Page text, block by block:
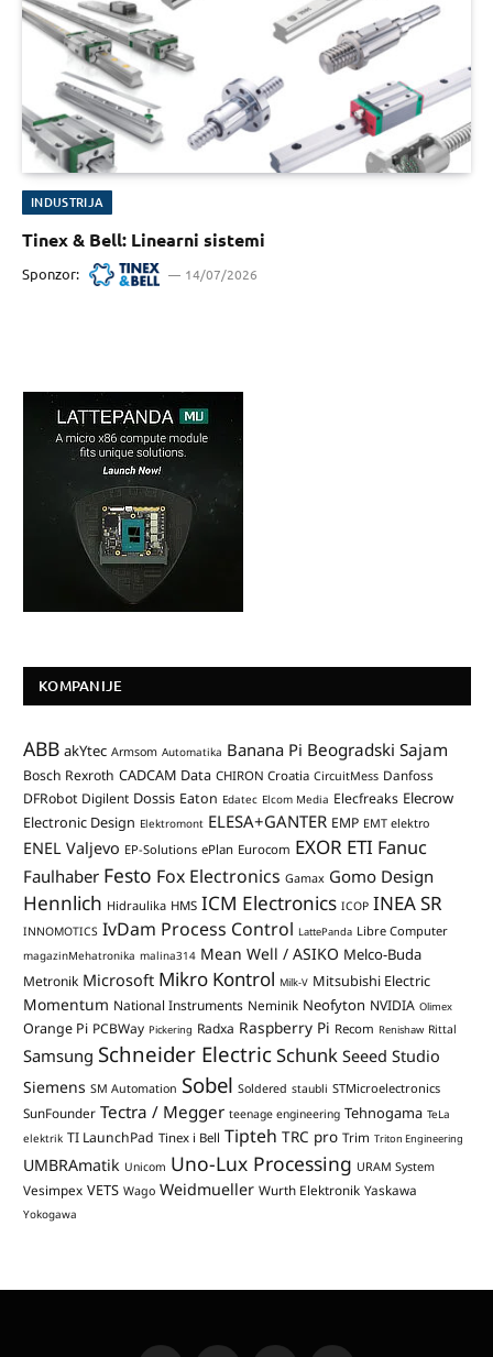
INDUSTRIJA
Tinex & Bell: Linearni sistemi
Sponzor: 14/07/2026
KOMPANIJE
ABB akYtec Armsom Automatika Banana Pi Beogradski Sajam
Bosch Rexroth CADCAM Data CHIRON Croatia CircuitMess Danfoss
DFRobot Digilent Dossis Eaton Edatec Elcom Media Elecfreaks Elecrow
Electronic Design Elektromont ELESA+GANTER EMP EMT elektro
ENEL Valjevo EP-Solutions ePlan Eurocom EXOR ETI Fanuc
Faulhaber Festo Fox Electronics Gamax Gomo Design
Hennlich Hidraulika HMS ICM Electronics ICOP INEA SR
INNOMOTICS IvDam Process Control LattePanda Libre Computer
magazinMehatronika malina314 Mean Well / ASIKO Melco-Buda
Metronik Microsoft Mikro Kontrol Milk-V Mitsubishi Electric
Momentum National Instruments Neminik Neofyton NVIDIA Olimex
Orange Pi PCBWay Pickering Radxa Raspberry Pi Recom Renishaw Rittal
Samsung Schneider ElectricSchunk Seeed Studio
Siemens SM Automation Sobel Soldered staubli STMicroelectronics
SunFounder Tectra / Megger teenage engineering Tehnogama TeLa
elektrik TI LaunchPad Tinex i Bell Tipteh TRC pro Trim Triton Engineering
UMBRAmatik Unicom Uno-Lux Processing URAM System
Vesimpex VETS Wago Weidmueller Wurth Elektronik Yaskawa
Yokogawa